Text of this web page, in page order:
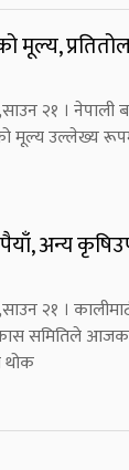
मूल्य,
२१ । नेपाली
मूल्य उल्लेख्य
अन्य
२१ ।
समितिले